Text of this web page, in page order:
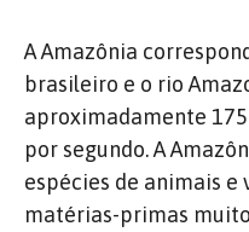
A Amazônia
brasileiro e o rio
aproximadamente
por segundo. A
espécies de animais e
matérias-primas